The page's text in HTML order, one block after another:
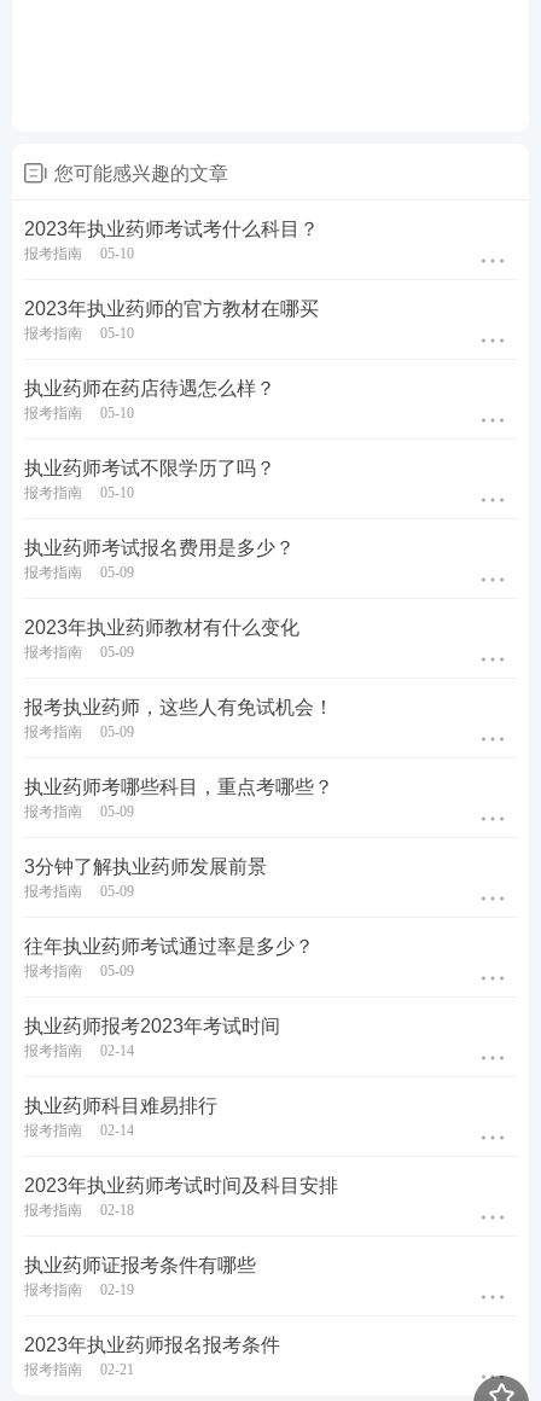
您可能感兴趣的文章
2023年执业药师考试考什么科目？
报考指南 05-10
2023年执业药师的官方教材在哪买
报考指南 05-10
执业药师在药店待遇怎么样？
报考指南 05-10
执业药师考试不限学历了吗？
报考指南 05-10
执业药师考试报名费用是多少？
报考指南 05-09
2023年执业药师教材有什么变化
报考指南 05-09
报考执业药师，这些人有免试机会！
报考指南 05-09
执业药师考哪些科目，重点考哪些？
报考指南 05-09
3分钟了解执业药师发展前景
报考指南 05-09
往年执业药师考试通过率是多少？
报考指南 05-09
执业药师报考2023年考试时间
报考指南 02-14
执业药师科目难易排行
报考指南 02-14
2023年执业药师考试时间及科目安排
报考指南 02-18
执业药师证报考条件有哪些
报考指南 02-19
2023年执业药师报名报考条件
报考指南 02-21